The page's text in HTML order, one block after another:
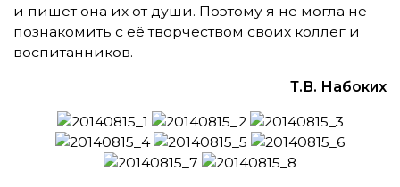
и пишет она их от души. Поэтому я не могла не
познакомить с её творчеством своих коллег и
воспитанников.
Т.В. Набоких